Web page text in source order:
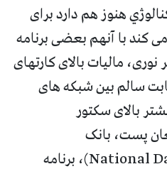
هنوز هم دارد برای
کند با آنهم بعضی برنامه
نوری، مالیات بالای کارتهای
سالم بین شبکه های
بالای سکتور
پست، بانک
اطلاعات ملی(National Data Center)، برنامه